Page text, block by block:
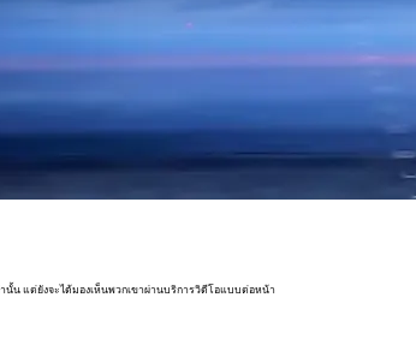
นั้น แต่ยังจะได้มองเห็นพวกเขาผ่านบริการวิดีโอแบบต่อหน้า